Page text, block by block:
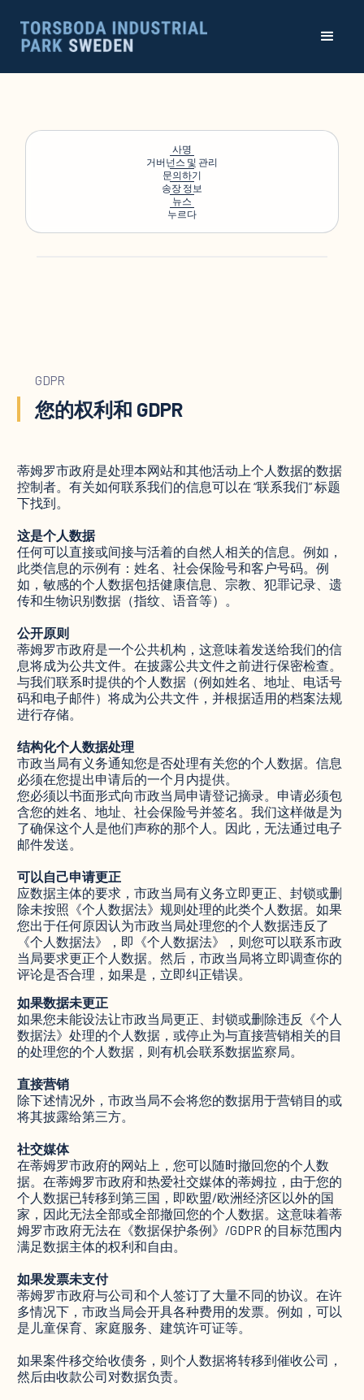
사명
거버넌스 및 관리
문의하기
송장 정보
뉴스
누르다
GDPR
您的权利和 GDPR
蒂姆罗市政府是处理本网站和其他活动上个人数据的数据
控制者。有关如何联系我们的信息可以在 “联系我们” 标题
下找到。
这是个人数据
任何可以直接或间接与活着的自然人相关的信息。例如，
此类信息的示例有：姓名、社会保险号和客户号码。例
如，敏感的个人数据包括健康信息、宗教、犯罪记录、遗
传和生物识别数据（指纹、语音等）。
公开原则
蒂姆罗市政府是一个公共机构，这意味着发送给我们的信
息将成为公共文件。在披露公共文件之前进行保密检查。
与我们联系时提供的个人数据（例如姓名、地址、电话号
码和电子邮件）将成为公共文件，并根据适用的档案法规
进行存储。
结构化个人数据处理
市政当局有义务通知您是否处理有关您的个人数据。信息
必须在您提出申请后的一个月内提供。
您必须以书面形式向市政当局申请登记摘录。申请必须包
含您的姓名、地址、社会保险号并签名。我们这样做是为
了确保这个人是他们声称的那个人。因此，无法通过电子
邮件发送。
可以自己申请更正
应数据主体的要求，市政当局有义务立即更正、封锁或删
除未按照《个人数据法》规则处理的此类个人数据。如果
您出于任何原因认为市政当局处理您的个人数据违反了
《个人数据法》，即《个人数据法》，则您可以联系市政
当局要求更正个人数据。然后，市政当局将立即调查你的
评论是否合理，如果是，立即纠正错误。
如果数据未更正
如果您未能设法让市政当局更正、封锁或删除违反《个人
数据法》处理的个人数据，或停止为与直接营销相关的目
的处理您的个人数据，则有机会联系数据监察局。
直接营销
除下述情况外，市政当局不会将您的数据用于营销目的或
将其披露给第三方。
社交媒体
在蒂姆罗市政府的网站上，您可以随时撤回您的个人数
据。在蒂姆罗市政府和热爱社交媒体的蒂姆拉，由于您的
个人数据已转移到第三国，即欧盟/欧洲经济区以外的国
家，因此无法全部或全部撤回您的个人数据。这意味着蒂
姆罗市政府无法在《数据保护条例》/GDPR 的目标范围内
满足数据主体的权利和自由。
如果发票未支付
蒂姆罗市政府与公司和个人签订了大量不同的协议。在许
多情况下，市政当局会开具各种费用的发票。例如，可以
是儿童保育、家庭服务、建筑许可证等。
如果案件移交给收债务，则个人数据将转移到催收公司，
然后由收款公司对数据负责。